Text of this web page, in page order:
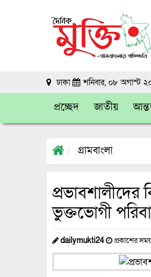
ঢাকা শনিবার, ০৮ অগাস্ট
প্রচ্ছেদ জাতীয়
গ্রামবাংলা
প্রভাবশালীদের
ভুক্তভোগী
dailymukti24 প্রকাশের